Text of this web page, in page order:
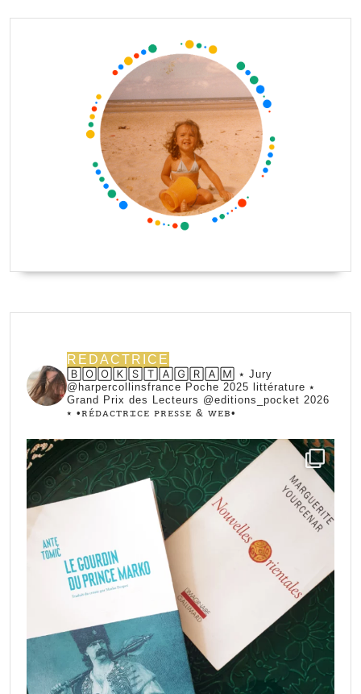
REDACTRICE
🄱🄾🄾🄺🅂🅃🄰🄶🅁🄰🄼 ⭑ Jury
@harpercollinsfrance Poche 2025 littérature ⭑
Grand Prix des Lecteurs @editions_pocket 2026
⭑ •ꭱꭼ́ꭰꭺꮯꭲꭱꮖꮯꭼ ꮲꭱꭼꮪꮪꭼ & ꮃꭼᏼ•